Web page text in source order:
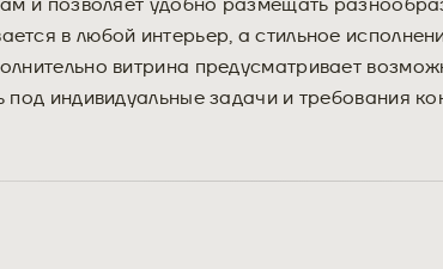
в любой интерьер, а стильное
витрина предусматривает
индивидуальные задачи и требования